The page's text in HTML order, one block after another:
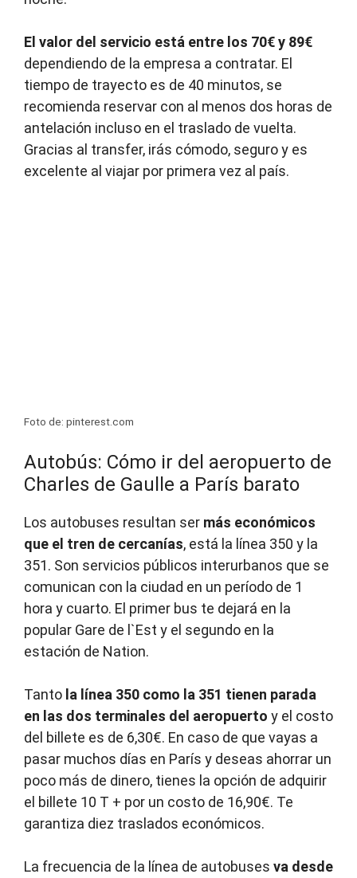
El valor del servicio está entre los 70€ y 89€
dependiendo de la empresa a contratar. El
tiempo de trayecto es de 40 minutos, se
recomienda reservar con al menos dos horas de
antelación incluso en el traslado de vuelta.
Gracias al transfer, irás cómodo, seguro y es
excelente al viajar por primera vez al país.
Foto de: pinterest.com
Autobús: Cómo ir del aeropuerto de
Charles de Gaulle a París barato
Los autobuses resultan ser más económicos
que el tren de cercanías, está la línea 350 y la
351. Son servicios públicos interurbanos que se
comunican con la ciudad en un período de 1
hora y cuarto. El primer bus te dejará en la
popular Gare de l`Est y el segundo en la
estación de Nation.
Tanto la línea 350 como la 351 tienen parada
en las dos terminales del aeropuerto y el costo
del billete es de 6,30€. En caso de que vayas a
pasar muchos días en París y deseas ahorrar un
poco más de dinero, tienes la opción de adquirir
el billete 10 T + por un costo de 16,90€. Te
garantiza diez traslados económicos.
La frecuencia de la línea de autobuses va desde